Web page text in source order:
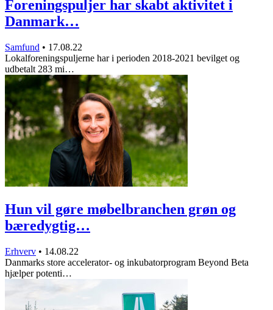
Foreningspuljer har skabt aktivitet i
Danmark…
Samfund • 17.08.22
Lokalforeningspuljerne har i perioden 2018-2021 bevilget og
udbetalt 283 mi…
Hun vil gøre møbelbranchen grøn og
bæredygtig…
Erhverv • 14.08.22
Danmarks store accelerator- og inkubatorprogram Beyond Beta
hjælper potenti…